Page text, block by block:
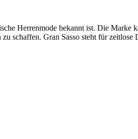
Herrenmode bekannt ist. Die
schaffen. Gran Sasso steht für